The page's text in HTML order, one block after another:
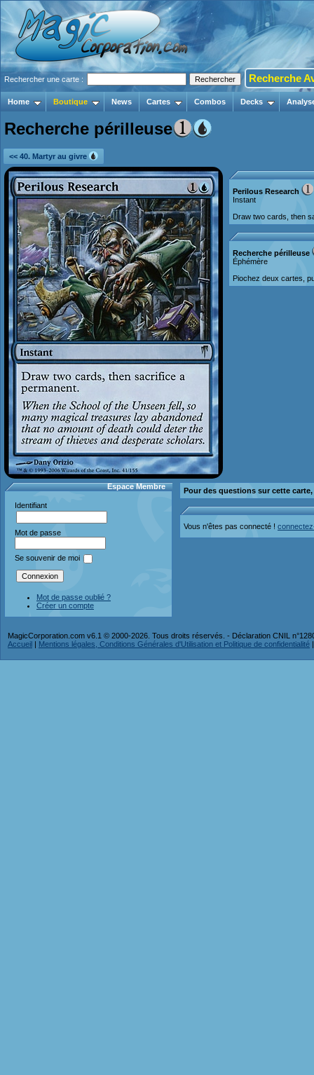
Rechercher une carte : Recherche
Home Boutique News Cartes Combos Decks
Recherche périlleuse
<< 40. Martyr au givre
Perilous Research
Instant
Draw two cards, then
Recherche périlleuse
Éphémère
Piochez deux cartes,
Espace Membre
Identifiant
Mot de passe
Se souvenir de moi
Mot de passe oublié ?
Créer un compte
Pour des questions sur cette
Vous n'êtes pas connecté !
MagicCorporation.com v6.1 © 2000-2026. Tous droits réservés. - Déclaration CNIL
Accueil | Mentions légales, Conditions Générales d'Utilisation et Politique de confidentialité